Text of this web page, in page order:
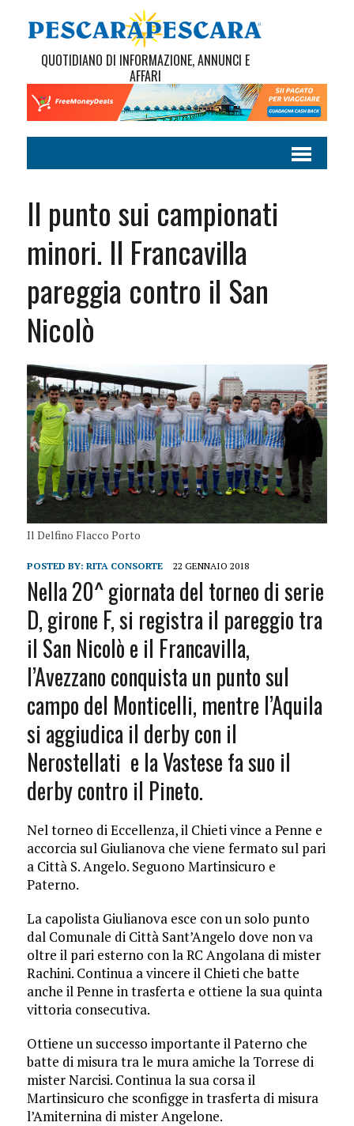
QUOTIDIANO DI INFORMAZIONE, ANNUNCI E
AFFARI
Il punto sui campionati
minori. Il Francavilla
pareggia contro il San
Nicolò
Il Delfino Flacco Porto
POSTED BY: RITA CONSORTE 22 GENNAIO 2018
Nella 20^ giornata del torneo di serie
D, girone F, si registra il pareggio tra
il San Nicolò e il Francavilla,
l’Avezzano conquista un punto sul
campo del Monticelli, mentre l’Aquila
si aggiudica il derby con il
Nerostellati e la Vastese fa suo il
derby contro il Pineto.
Nel torneo di Eccellenza, il Chieti vince a Penne e
accorcia sul Giulianova che viene fermato sul pari
a Città S. Angelo. Seguono Martinsicuro e
Paterno.
La capolista Giulianova esce con un solo punto
dal Comunale di Città Sant’Angelo dove non va
oltre il pari esterno con la RC Angolana di mister
Rachini. Continua a vincere il Chieti che batte
anche il Penne in trasferta e ottiene la sua quinta
vittoria consecutiva.
Ottiene un successo importante il Paterno che
batte di misura tra le mura amiche la Torrese di
mister Narcisi. Continua la sua corsa il
Martinsicuro che sconfigge in trasferta di misura
l’Amiternina di mister Angelone.